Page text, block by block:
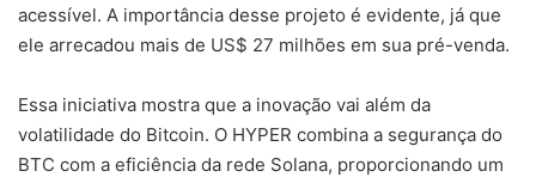
acessível. A importância desse projeto é evidente, já que
ele arrecadou mais de US$ 27 milhões em sua pré-venda.
Essa iniciativa mostra que a inovação vai além da
volatilidade do Bitcoin. O HYPER combina a segurança do
BTC com a eficiência da rede Solana, proporcionando um